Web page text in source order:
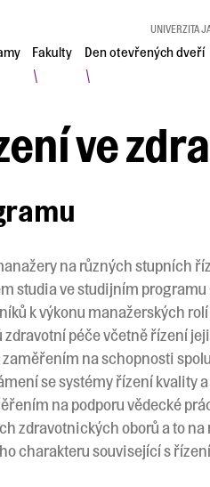
UNIVERZITA
Fakulty
\
Den otevřených dveří
\
ve
na různých stupních
studia ve studijním
k výkonu manažerských
péče včetně řízení
na schopnosti
se systémy řízení kvality
na podporu vědecké
zdravotnických oborů a to
charakteru související s